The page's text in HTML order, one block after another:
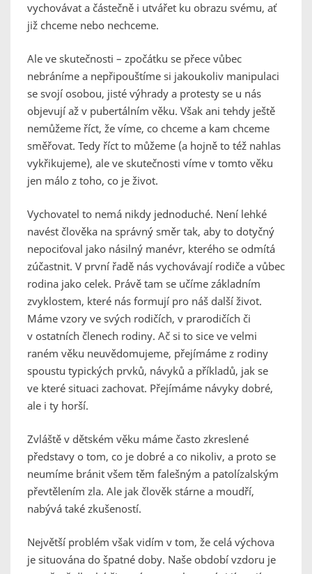
vychovávat a částečně i utvářet ku obrazu svému, ať
již chceme nebo nechceme.
Ale ve skutečnosti – zpočátku se přece vůbec
nebráníme a nepřipouštíme si jakoukoliv manipulaci
se svojí osobou, jisté výhrady a protesty se u nás
objevují až v pubertálním věku. Však ani tehdy ještě
nemůžeme říct, že víme, co chceme a kam chceme
směřovat. Tedy říct to můžeme (a hojně to též nahlas
vykřikujeme), ale ve skutečnosti víme v tomto věku
jen málo z toho, co je život.
Vychovatel to nemá nikdy jednoduché. Není lehké
navést člověka na správný směr tak, aby to dotyčný
nepociťoval jako násilný manévr, kterého se odmítá
zúčastnit. V první řadě nás vychovávají rodiče a vůbec
rodina jako celek. Právě tam se učíme základním
zvyklostem, které nás formují pro náš další život.
Máme vzory ve svých rodičích, v prarodičích či
v ostatních členech rodiny. Ač si to sice ve velmi
raném věku neuvědomujeme, přejímáme z rodiny
spoustu typických prvků, návyků a příkladů, jak se
ve které situaci zachovat. Přejímáme návyky dobré,
ale i ty horší.
Zvláště v dětském věku máme často zkreslené
představy o tom, co je dobré a co nikoliv, a proto se
neumíme bránit všem těm falešným a patolízalským
převtělením zla. Ale jak člověk stárne a moudří,
nabývá také zkušeností.
Největší problém však vidím v tom, že celá výchova
je situována do špatné doby. Naše období vzdoru je